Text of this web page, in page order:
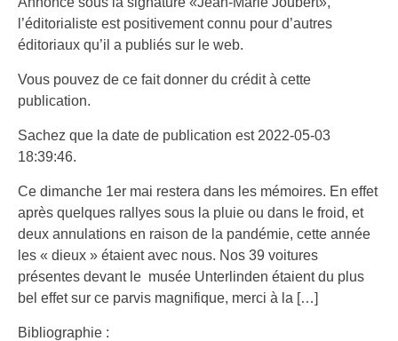
l’éditorialiste est positivement connu pour d’autres
éditoriaux qu’il a publiés sur le web.
Vous pouvez de ce fait donner du crédit à cette
publication.
Sachez que la date de publication est 2022-05-03
18:39:46.
Ce dimanche 1er mai restera dans les mémoires. En effet
après quelques rallyes sous la pluie ou dans le froid, et
deux annulations en raison de la pandémie, cette année
les « dieux » étaient avec nous. Nos 39 voitures
présentes devant le musée Unterlinden étaient du plus
bel effet sur ce parvis magnifique, merci à la […]
Bibliographie :